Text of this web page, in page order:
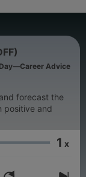
Advice
forecast the
positive and
1 x